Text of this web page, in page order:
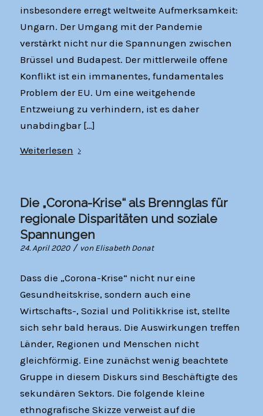
insbesondere erregt weltweite Aufmerksamkeit:
Ungarn. Der Umgang mit der Pandemie
verstärkt nicht nur die Spannungen zwischen
Brüssel und Budapest. Der mittlerweile offene
Konflikt ist ein immanentes, fundamentales
Problem der EU. Um eine weitgehende
Entzweiung zu verhindern, ist es daher
unabdingbar […]
Weiterlesen
Die „Corona-Krise“ als Brennglas für
regionale Disparitäten und soziale
Spannungen
24. April 2020 / vonElisabeth Donat
Dass die „Corona-Krise“ nicht nur eine
Gesundheitskrise, sondern auch eine
Wirtschafts-, Sozial und Politikkrise ist, stellte
sich sehr bald heraus. Die Auswirkungen treffen
Länder, Regionen und Menschen nicht
gleichförmig. Eine zunächst wenig beachtete
Gruppe in diesem Diskurs sind Beschäftigte des
sekundären Sektors. Die folgende kleine
ethnografische Skizze verweist auf die